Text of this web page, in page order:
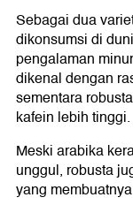
Sebagai dua
dikonsumsi di
pengalaman
dikenal dengan
sementara
kafein lebih tinggi.
Meski arabika
unggul, robusta
yang